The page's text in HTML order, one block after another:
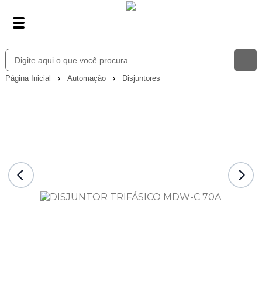
Página Inicial Automação Disjuntores